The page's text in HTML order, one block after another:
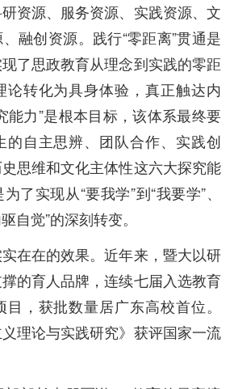
资源、服务资源、实践资源、文
融创资源。践行“零距离”贯通是
了思政教育从理念到实践的零距
论转化为具身体验，真正触达内
能力”是根本目标，该体系最终要
的自主思辨、团队合作、实践创
思维和文化主体性这六大探究能
了实现从“要我学”到“我要学”、
自觉”的深刻转变。
在在的效果。近年来，暨大以研
的育人品牌，连续七届入选教育
，获批数量居广东高校首位。
义理论与实践研究》获评国家一流